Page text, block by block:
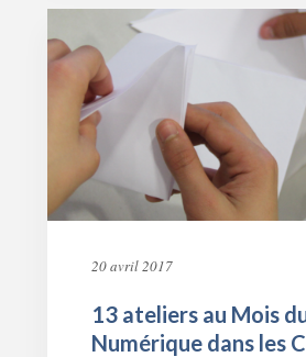
20 avril 2017
13 ateliers au Mois
Numérique dans les